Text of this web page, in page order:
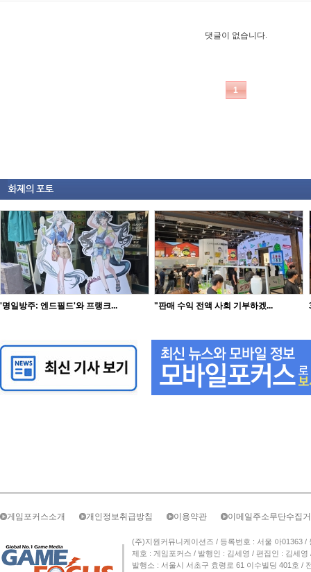
'명일방주: 엔드필드'와 프랭크... "판매 수익 전액 사회 기부하겠...
게임포커스소개 개인정보취급방침 이용약관 이메일주소무단수집
(주)지원커뮤니케이션즈 / 등록번호 : 서울 아01363
제호 : 게임포커스 / 발행인 : 김세영 / 편집인 : 김세
발행소 : 서울시 서초구 효령로 61 이수빌딩 401호 /